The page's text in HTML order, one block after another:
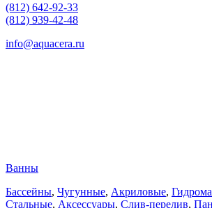
(812) 642-92-33
(812) 939-42-48
info@aquacera.ru
Ванны
Бассейны, Чугунные, Акриловые,
Стальные, Аксессуары, Слив-перелив,